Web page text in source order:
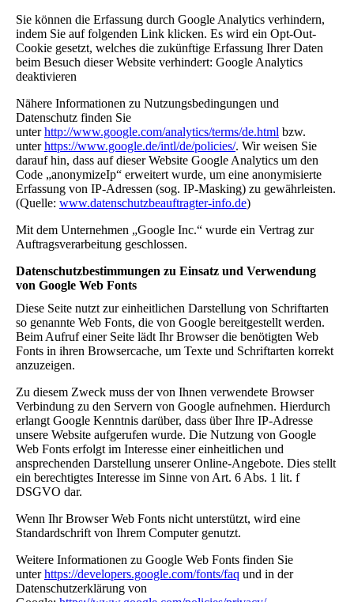
Sie können die Erfassung durch Google Analytics verhindern,
indem Sie auf folgenden Link klicken. Es wird ein Opt-Out-
Cookie gesetzt, welches die zukünftige Erfassung Ihrer Daten
beim Besuch dieser Website verhindert: Google Analytics
deaktivieren
Nähere Informationen zu Nutzungsbedingungen und
Datenschutz finden Sie
unterhttp://www.google.com/analytics/terms/de.html bzw.
unterhttps://www.google.de/intl/de/policies/. Wir weisen Sie
darauf hin, dass auf dieser Website Google Analytics um den
Code „anonymizeIp“ erweitert wurde, um eine anonymisierte
Erfassung von IP-Adressen (sog. IP-Masking) zu gewährleisten.
(Quelle: www.datenschutzbeauftragter-info.de)
Mit dem Unternehmen „Google Inc.“ wurde ein Vertrag zur
Auftragsverarbeitung geschlossen.
Datenschutzbestimmungen zu Einsatz und Verwendung
von Google Web Fonts
Diese Seite nutzt zur einheitlichen Darstellung von Schriftarten
so genannte Web Fonts, die von Google bereitgestellt werden.
Beim Aufruf einer Seite lädt Ihr Browser die benötigten Web
Fonts in ihren Browsercache, um Texte und Schriftarten korrekt
anzuzeigen.
Zu diesem Zweck muss der von Ihnen verwendete Browser
Verbindung zu den Servern von Google aufnehmen. Hierdurch
erlangt Google Kenntnis darüber, dass über Ihre IP-Adresse
unsere Website aufgerufen wurde. Die Nutzung von Google
Web Fonts erfolgt im Interesse einer einheitlichen und
ansprechenden Darstellung unserer Online-Angebote. Dies stellt
ein berechtigtes Interesse im Sinne von Art. 6 Abs. 1 lit. f
DSGVO dar.
Wenn Ihr Browser Web Fonts nicht unterstützt, wird eine
Standardschrift von Ihrem Computer genutzt.
Weitere Informationen zu Google Web Fonts finden Sie
unterhttps://developers.google.com/fonts/faq und in der
Datenschutzerklärung von